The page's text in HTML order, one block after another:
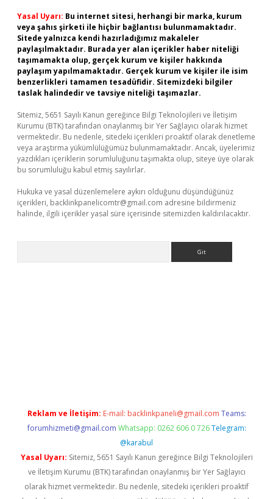
Yasal Uyarı: Bu internet sitesi, herhangi bir marka, kurum
veya şahıs şirketi ile hiçbir bağlantısı bulunmamaktadır.
Sitede yalnızca kendi hazırladığımız makaleler
paylaşılmaktadır. Burada yer alan içerikler haber niteliği
taşımamakta olup, gerçek kurum ve kişiler hakkında
paylaşım yapılmamaktadır. Gerçek kurum ve kişiler ile isim
benzerlikleri tamamen tesadüfidir. Sitemizdeki bilgiler
taslak halindedir ve tavsiye niteliği taşımazlar.
Sitemiz, 5651 Sayılı Kanun gereğince Bilgi Teknolojileri ve İletişim
Kurumu (BTK) tarafından onaylanmış bir Yer Sağlayıcı olarak hizmet
vermektedir. Bu nedenle, sitedeki içerikleri proaktif olarak denetleme
veya araştırma yükümlülüğümüz bulunmamaktadır. Ancak, üyelerimiz
yazdıkları içeriklerin sorumluluğunu taşımakta olup, siteye üye olarak
bu sorumluluğu kabul etmiş sayılırlar.
Hukuka ve yasal düzenlemelere aykırı olduğunu düşündüğünüz
içerikleri, backlinkpanelicomtr@gmail.com adresine bildirmeniz
halinde, ilgili içerikler yasal süre içerisinde sitemizden kaldırılacaktır.
Reklam ve İletişim: E-mail: backlinkpaneli@gmail.com Teams:
forumhizmeti@gmail.com Whatsapp: 0262 606 0 726 Telegram:
@karabul
Yasal Uyarı: Sitemiz, 5651 Sayılı Kanun gereğince Bilgi Teknolojileri
ve İletişim Kurumu (BTK) tarafından onaylanmış bir Yer Sağlayıcı
olarak hizmet vermektedir. Bu nedenle, sitedeki içerikleri proaktif